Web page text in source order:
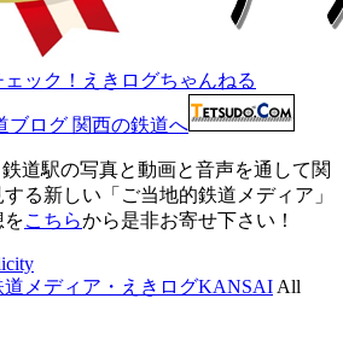
道駅の写真と動画と音声を通して関
る新しい「ご当地的鉄道メディア」
をこちらから是非お寄せ下さい！
道メディア・えきログKANSAI All